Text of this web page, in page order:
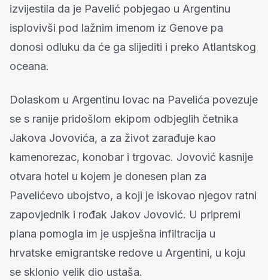
izvijestila da je Pavelić pobjegao u Argentinu
isplovivši pod lažnim imenom iz Genove pa
donosi odluku da će ga slijediti i preko Atlantskog
oceana.
Dolaskom u Argentinu lovac na Pavelića povezuje
se s ranije pridošlom ekipom odbjeglih četnika
Jakova Jovovića, a za život zarađuje kao
kamenorezac, konobar i trgovac. Jovović kasnije
otvara hotel u kojem je donesen plan za
Pavelićevo ubojstvo, a koji je iskovao njegov ratni
zapovjednik i rođak Jakov Jovović. U pripremi
plana pomogla im je uspješna infiltracija u
hrvatske emigrantske redove u Argentini, u koju
se sklonio velik dio ustaša.